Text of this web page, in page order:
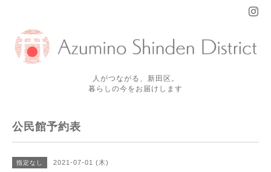
人がつながる、新田区。
暮らしの今をお届けします
公民館予約表
指定なし 2021-07-01 (木)